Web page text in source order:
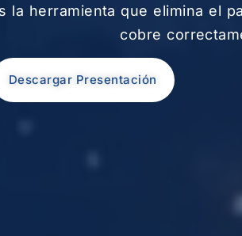
la herramienta que elimina el
cobre
Descargar Presentación